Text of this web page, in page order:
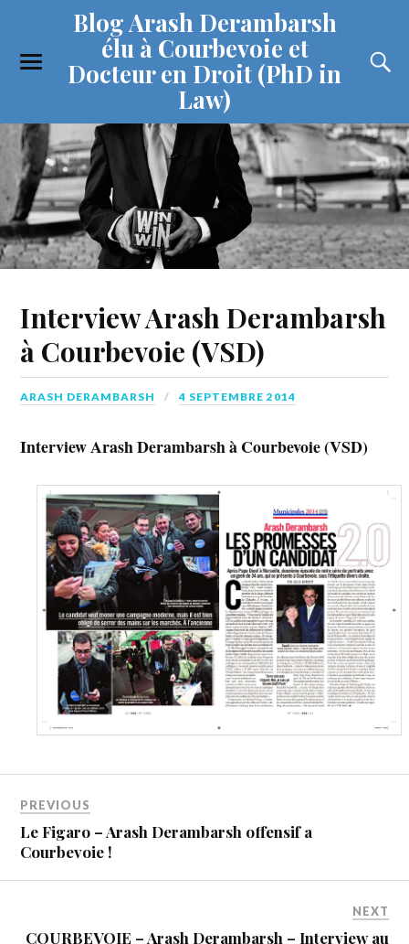
Blog Arash Derambarsh
élu à Courbevoie et
Docteur en Droit (PhD in
Law)
Interview Arash Derambarsh
à Courbevoie (VSD)
ARASH DERAMBARSH 4 SEPTEMBRE 2014
Interview Arash Derambarsh à Courbevoie (VSD)
PREVIOUS
Le Figaro – Arash Derambarsh offensif a
Courbevoie !
NEXT
COURBEVOIE – Arash Derambarsh – Interview au